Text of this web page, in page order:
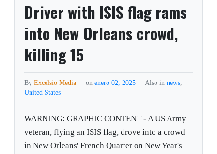
Driver with ISIS flag rams
into New Orleans crowd,
killing 15
ByExcelsio Media on enero 02, 2025 Also in news,
United States
WARNING: GRAPHIC CONTENT - A US Army
veteran, flying an ISIS flag, drove into a crowd
in New Orleans' French Quarter on New Year's